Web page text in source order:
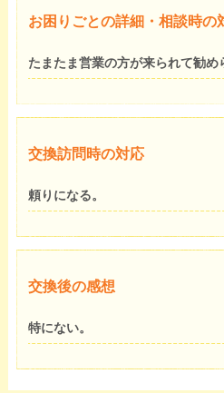
お困りごとの詳細・相談時の
たまたま営業の方が来られて勧め
交換訪問時の対応
頼りになる。
交換後の感想
特にない。